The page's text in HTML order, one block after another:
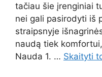
tačiau šie įrenginiai
nei gali pasirodyti iš
straipsnyje
naudą tiek
Nauda 1. … Skaityti